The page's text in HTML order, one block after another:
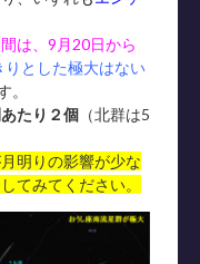
は、9月20日から
りとした極大はない
。
たり２個 （北群は5
明りの影響が少な
てみてください。